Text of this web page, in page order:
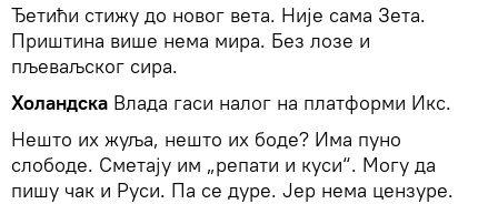
Ђетићи стижу до новог вета. Није сама Зета.
Приштина више нема мира. Без лозе и
пљеваљског сира.
Холандска Влада гаси налог на платформи Икс.
Нешто их жуља, нешто их боде? Има пуно
слободе. Сметају им „репати и куси“. Могу да
пишу чак и Руси. Па се дуре. Јер нема цензуре.